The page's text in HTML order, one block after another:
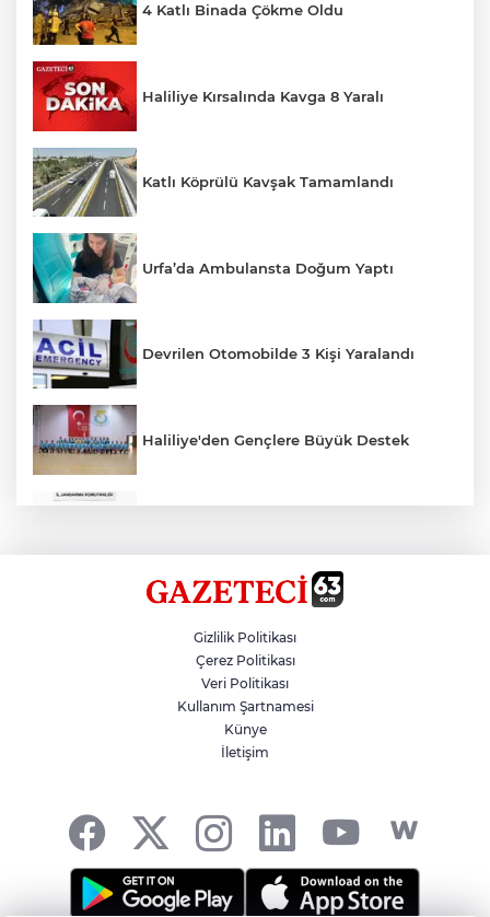
4 Katlı Binada Çökme Oldu
Haliliye Kırsalında Kavga 8 Yaralı
Katlı Köprülü Kavşak Tamamlandı
Urfa’da Ambulansta Doğum Yaptı
Devrilen Otomobilde 3 Kişi Yaralandı
Haliliye'den Gençlere Büyük Destek
Hikmet Başak’tan Ulaşım Çalışması
Atatürk Bulvarında Asfalt Yenileniyor
Gizlilik Politikası
Çerez Politikası
Veri Politikası
Kullanım Şartnamesi
Künye
İletişim